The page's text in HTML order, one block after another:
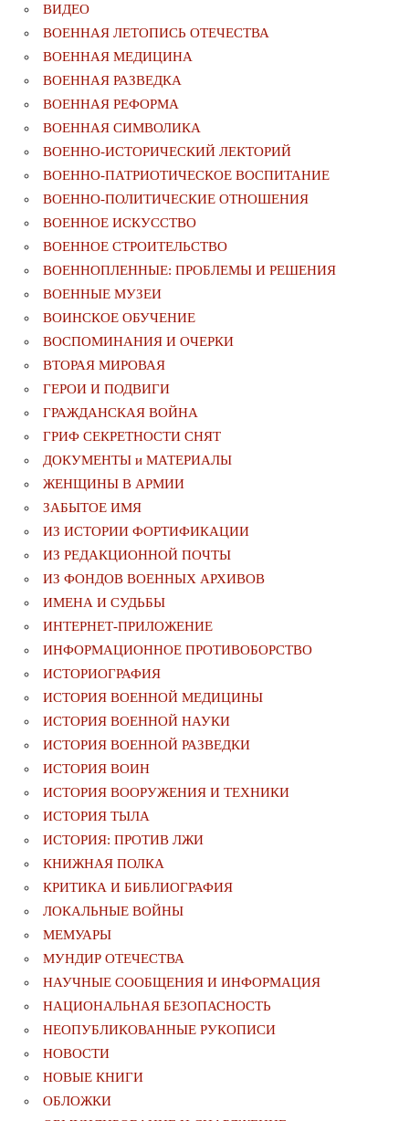
ВИДЕО
ВОЕННАЯ ЛЕТОПИСЬ ОТЕЧЕСТВА
ВОЕННАЯ МЕДИЦИНА
ВОЕННАЯ РАЗВЕДКА
ВОЕННАЯ РЕФОРМА
ВОЕННАЯ СИМВОЛИКА
ВОЕННО-ИСТОРИЧЕСКИЙ ЛЕКТОРИЙ
ВОЕННО-ПАТРИОТИЧЕСКОЕ ВОСПИТАНИЕ
ВОЕННО-ПОЛИТИЧЕСКИE ОТНОШЕНИЯ
ВОЕННОЕ ИСКУССТВО
ВОЕННОЕ СТРОИТЕЛЬСТВО
ВОЕННОПЛЕННЫЕ: ПРОБЛЕМЫ И РЕШЕНИЯ
ВОЕННЫЕ МУЗЕИ
ВОИНСКОЕ ОБУЧЕНИЕ
ВОСПОМИНАНИЯ И ОЧЕРКИ
ВТОРАЯ МИРОВАЯ
ГЕРОИ И ПОДВИГИ
ГРАЖДАНСКАЯ ВОЙНА
ГРИФ СЕКРЕТНОСТИ СНЯТ
ДОКУМЕНТЫ и МАТЕРИАЛЫ
ЖЕНЩИНЫ В АРМИИ
ЗАБЫТОЕ ИМЯ
ИЗ ИСТОРИИ ФОРТИФИКАЦИИ
ИЗ РЕДАКЦИОННОЙ ПОЧТЫ
ИЗ ФОНДОВ ВОЕННЫХ АРХИВОВ
ИМЕНА И СУДЬБЫ
ИНТЕРНЕТ-ПРИЛОЖЕНИЕ
ИНФОРМАЦИОННОЕ ПРОТИВОБОРСТВО
ИСТОРИОГРАФИЯ
ИСТОРИЯ ВОЕННОЙ МЕДИЦИНЫ
ИСТОРИЯ ВОЕННОЙ НАУКИ
ИСТОРИЯ ВОЕННОЙ РАЗВЕДКИ
ИСТОРИЯ ВОИН
ИСТОРИЯ ВООРУЖЕНИЯ И ТЕХНИКИ
ИСТОРИЯ ТЫЛА
ИСТОРИЯ: ПРОТИВ ЛЖИ
КНИЖНАЯ ПОЛКА
КРИТИКА И БИБЛИОГРАФИЯ
ЛОКАЛЬНЫЕ ВОЙНЫ
МЕМУАРЫ
МУНДИР ОТЕЧЕСТВА
НАУЧНЫЕ СООБЩЕНИЯ И ИНФОРМАЦИЯ
НАЦИОНАЛЬНАЯ БЕЗОПАСНОСТЬ
НЕОПУБЛИКОВАННЫЕ РУКОПИСИ
НОВОСТИ
НОВЫЕ КНИГИ
ОБЛОЖКИ